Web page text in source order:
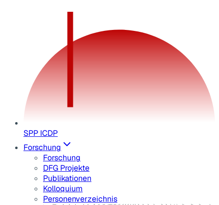
SPP ICDP
Forschung
Forschung
DFG Projekte
Publikationen
Kolloquium
Personenverzeichnis